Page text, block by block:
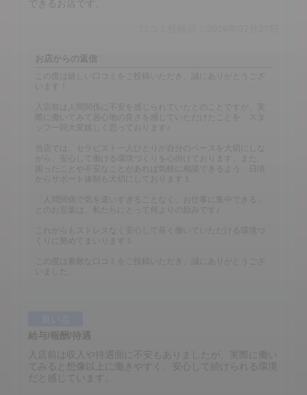
できるお店です。
この度は嬉しい口コミをご投稿いただき、誠にありがとうござ
給与/報酬/待遇
入店前は収入や待遇面に不安もありましたが、実際に働い
てみると想像以上に働きやすく、安心して続けられる環境
だと感じています。